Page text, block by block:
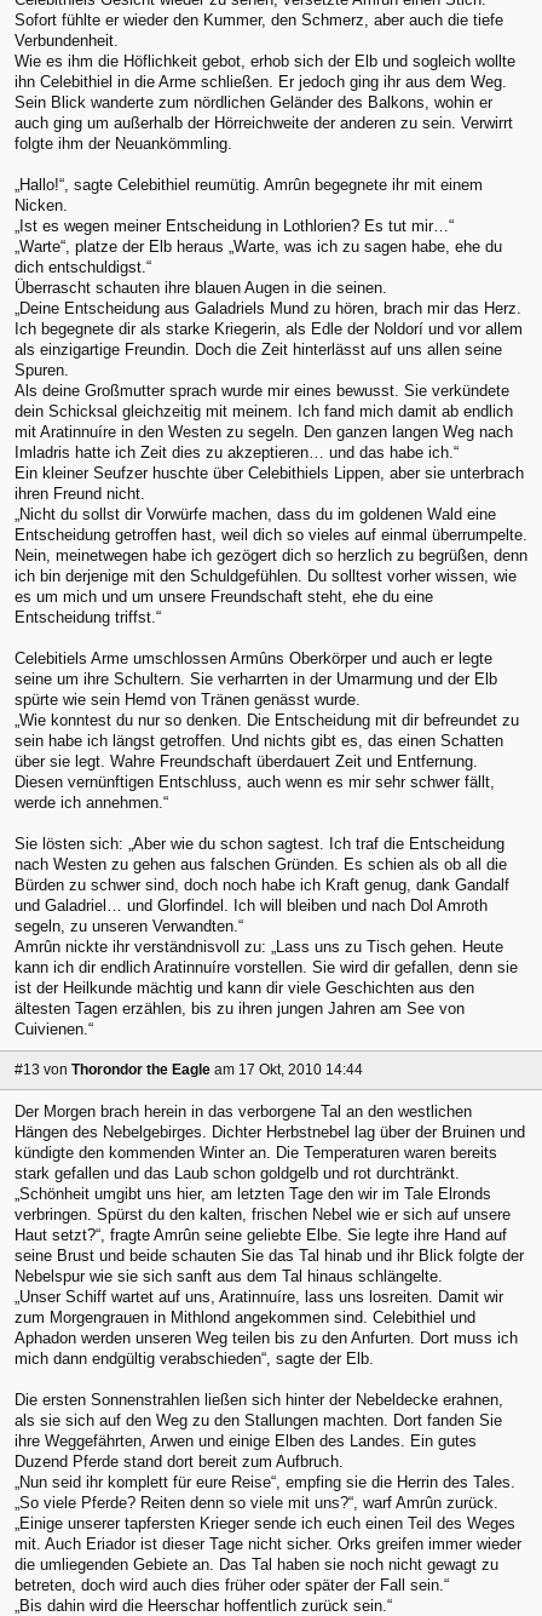
Sofort fühlte er wieder den Kummer, den Schmerz, aber auch die tiefe
Verbundenheit.
Wie es ihm die Höflichkeit gebot, erhob sich der Elb und sogleich wollte
ihn Celebithiel in die Arme schließen. Er jedoch ging ihr aus dem Weg.
Sein Blick wanderte zum nördlichen Geländer des Balkons, wohin er
auch ging um außerhalb der Hörreichweite der anderen zu sein. Verwirrt
folgte ihm der Neuankömmling.
„Hallo!“, sagte Celebithiel reumütig. Amrûn begegnete ihr mit einem
Nicken.
„Ist es wegen meiner Entscheidung in Lothlorien? Es tut mir…“
„Warte“, platze der Elb heraus „Warte, was ich zu sagen habe, ehe du
dich entschuldigst.“
Überrascht schauten ihre blauen Augen in die seinen.
„Deine Entscheidung aus Galadriels Mund zu hören, brach mir das Herz.
Ich begegnete dir als starke Kriegerin, als Edle der Noldorí und vor allem
als einzigartige Freundin. Doch die Zeit hinterlässt auf uns allen seine
Spuren.
Als deine Großmutter sprach wurde mir eines bewusst. Sie verkündete
dein Schicksal gleichzeitig mit meinem. Ich fand mich damit ab endlich
mit Aratinnuíre in den Westen zu segeln. Den ganzen langen Weg nach
Imladris hatte ich Zeit dies zu akzeptieren… und das habe ich.“
Ein kleiner Seufzer huschte über Celebithiels Lippen, aber sie unterbrach
ihren Freund nicht.
„Nicht du sollst dir Vorwürfe machen, dass du im goldenen Wald eine
Entscheidung getroffen hast, weil dich so vieles auf einmal überrumpelte.
Nein, meinetwegen habe ich gezögert dich so herzlich zu begrüßen, denn
ich bin derjenige mit den Schuldgefühlen. Du solltest vorher wissen, wie
es um mich und um unsere Freundschaft steht, ehe du eine
Entscheidung triffst.“
Celebitiels Arme umschlossen Armûns Oberkörper und auch er legte
seine um ihre Schultern. Sie verharrten in der Umarmung und der Elb
spürte wie sein Hemd von Tränen genässt wurde.
„Wie konntest du nur so denken. Die Entscheidung mit dir befreundet zu
sein habe ich längst getroffen. Und nichts gibt es, das einen Schatten
über sie legt. Wahre Freundschaft überdauert Zeit und Entfernung.
Diesen vernünftigen Entschluss, auch wenn es mir sehr schwer fällt,
werde ich annehmen.“
Sie lösten sich: „Aber wie du schon sagtest. Ich traf die Entscheidung
nach Westen zu gehen aus falschen Gründen. Es schien als ob all die
Bürden zu schwer sind, doch noch habe ich Kraft genug, dank Gandalf
und Galadriel… und Glorfindel. Ich will bleiben und nach Dol Amroth
segeln, zu unseren Verwandten.“
Amrûn nickte ihr verständnisvoll zu: „Lass uns zu Tisch gehen. Heute
kann ich dir endlich Aratinnuíre vorstellen. Sie wird dir gefallen, denn sie
ist der Heilkunde mächtig und kann dir viele Geschichten aus den
ältesten Tagen erzählen, bis zu ihren jungen Jahren am See von
Cuivienen.“
#13 von Thorondor the Eagle am 17 Okt, 2010 14:44
Der Morgen brach herein in das verborgene Tal an den westlichen
Hängen des Nebelgebirges. Dichter Herbstnebel lag über der Bruinen und
kündigte den kommenden Winter an. Die Temperaturen waren bereits
stark gefallen und das Laub schon goldgelb und rot durchtränkt.
„Schönheit umgibt uns hier, am letzten Tage den wir im Tale Elronds
verbringen. Spürst du den kalten, frischen Nebel wie er sich auf unsere
Haut setzt?“, fragte Amrûn seine geliebte Elbe. Sie legte ihre Hand auf
seine Brust und beide schauten Sie das Tal hinab und ihr Blick folgte der
Nebelspur wie sie sich sanft aus dem Tal hinaus schlängelte.
„Unser Schiff wartet auf uns, Aratinnuíre, lass uns losreiten. Damit wir
zum Morgengrauen in Mithlond angekommen sind. Celebithiel und
Aphadon werden unseren Weg teilen bis zu den Anfurten. Dort muss ich
mich dann endgültig verabschieden“, sagte der Elb.
Die ersten Sonnenstrahlen ließen sich hinter der Nebeldecke erahnen,
als sie sich auf den Weg zu den Stallungen machten. Dort fanden Sie
ihre Weggefährten, Arwen und einige Elben des Landes. Ein gutes
Duzend Pferde stand dort bereit zum Aufbruch.
„Nun seid ihr komplett für eure Reise“, empfing sie die Herrin des Tales.
„So viele Pferde? Reiten denn so viele mit uns?“, warf Amrûn zurück.
„Einige unserer tapfersten Krieger sende ich euch einen Teil des Weges
mit. Auch Eriador ist dieser Tage nicht sicher. Orks greifen immer wieder
die umliegenden Gebiete an. Das Tal haben sie noch nicht gewagt zu
betreten, doch wird auch dies früher oder später der Fall sein.“
„Bis dahin wird die Heerschar hoffentlich zurück sein.“